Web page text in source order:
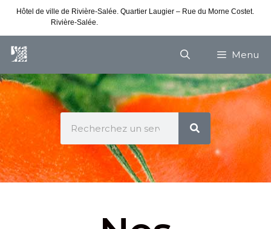
Hôtel de ville de Rivière-Salée. Quartier Laugier – Rue du Morne Costet.
Rivière-Salée.
Menu